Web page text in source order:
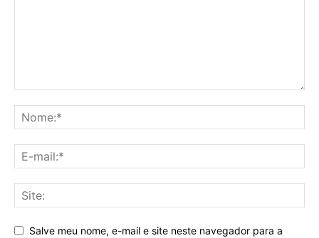
Salve meu nome, e-mail e site neste navegador para a